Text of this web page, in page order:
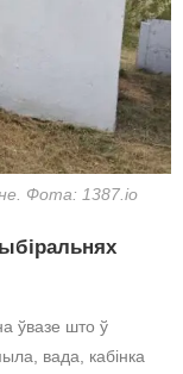
Фота: 1387.io
ўвазе што ў
вада, кабінка